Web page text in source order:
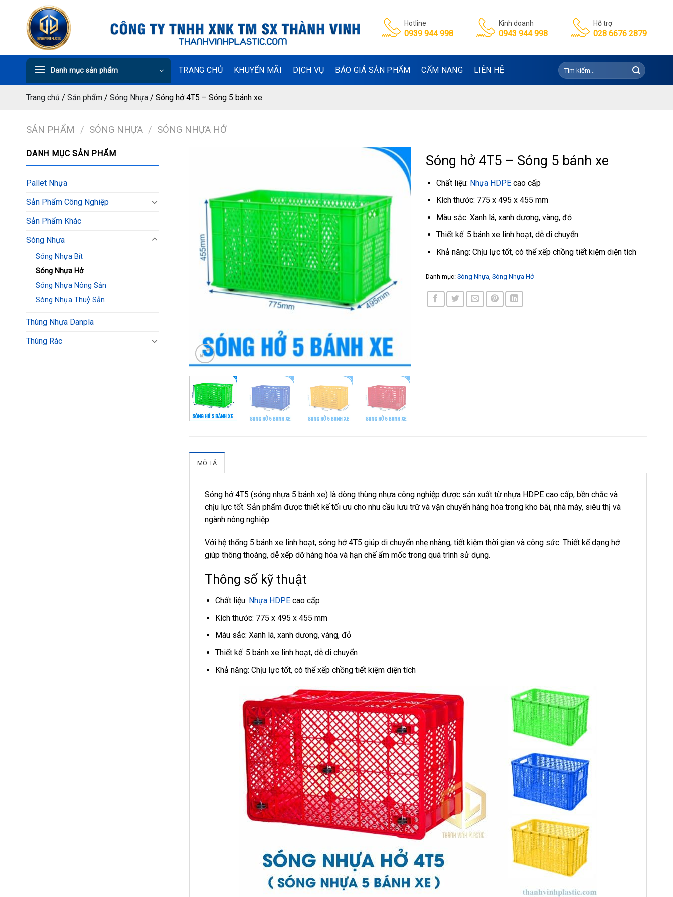
Hotline
0939 944 998
Kinh doanh
0943 944 998
Hỗ trợ
028 6676 2879
Danh mục sản phẩm TRANG CHỦ KHUYẾN MÃI DỊCH VỤ BÁO GIÁ SẢN PHẨM CẨM NANG LIÊN HỆ
Tìm
kiếm:
Trang chủ / Sản phẩm / Sóng Nhựa / Sóng hở 4T5 – Sóng 5 bánh xe
SẢN PHẨM / SÓNG NHỰA / SÓNG NHỰA HỞ
DANH MỤC SẢN PHẨM
Pallet Nhựa
Sản Phẩm Công Nghiệp
Sản Phẩm Khác
Sóng Nhựa
Sóng Nhựa Bít
Sóng Nhựa Hở
Sóng Nhựa Nông Sản
Sóng Nhựa Thuỷ Sản
Thùng Nhựa Danpla
Thùng Rác
Sóng hở 4T5 – Sóng 5 bánh xe
Chất liệu: Nhựa HDPEcao cấp
Kích thước: 775 x 495 x 455 mm
Màu sắc: Xanh lá, xanh dương, vàng, đỏ
Thiết kế: 5 bánh xe linh hoạt, dễ di chuyển
Khả năng: Chịu lực tốt, có thể xếp chồng tiết kiệm diện tích
Danh mục: Sóng Nhựa Sóng Nhựa Hở
MÔ TẢ
Sóng hở 4T5 (sóng nhựa 5 bánh xe) là dòng thùng nhựa công nghiệp được sản xuất từ nhựa HDPE cao cấp, bền chắc và
chịu lực tốt. Sản phẩm được thiết kế tối ưu cho nhu cầu lưu trữ và vận chuyển hàng hóa trong kho bãi, nhà máy, siêu thị và
ngành nông nghiệp.
Với hệ thống 5 bánh xe linh hoạt, sóng hở 4T5 giúp di chuyển nhẹ nhàng, tiết kiệm thời gian và công sức. Thiết kế dạng hở
giúp thông thoáng, dễ xếp dỡ hàng hóa và hạn chế ẩm mốc trong quá trình sử dụng.
Thông số kỹ thuật
Chất liệu: Nhựa HDPEcao cấp
Kích thước: 775 x 495 x 455 mm
Màu sắc: Xanh lá, xanh dương, vàng, đỏ
Thiết kế: 5 bánh xe linh hoạt, dễ di chuyển
Khả năng: Chịu lực tốt, có thể xếp chồng tiết kiệm diện tích